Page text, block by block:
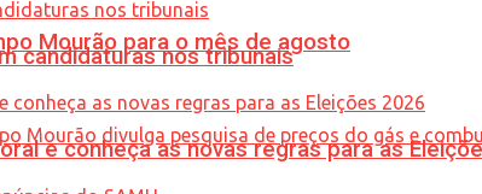
Mourão para o mês de agosto
candidaturas nos tribunais
e conheça as novas regras para as